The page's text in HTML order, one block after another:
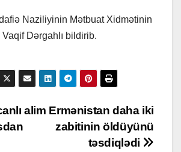
Naziliyinin Mətbuat Xidmətinin
Dərgahlı bildirib.
Ermənistan daha iki
zabitinin öldüyünü
təsdiqlədi
alim